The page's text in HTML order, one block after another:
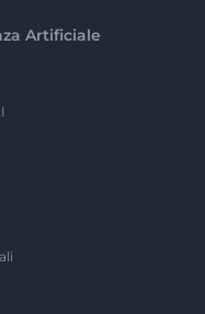
Artificiale